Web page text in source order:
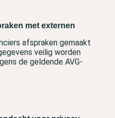
met externen
afspraken gemaakt
veilig worden
de geldende AVG-